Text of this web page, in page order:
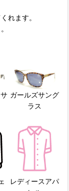
れます。
ガールズサング
ラス
レディースアパ